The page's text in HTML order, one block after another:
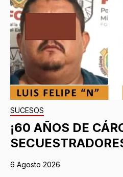
SUCESOS
¡60 AÑOS DE
6 Agosto 2026